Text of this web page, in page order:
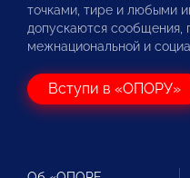
точками, тире и любыми
допускаются сообщения,
межнациональной и
Вступи в «ОПОРУ»